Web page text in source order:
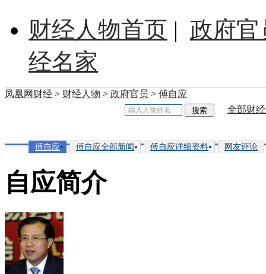
财经人物首页 | 政府官
经名家
凤凰网财经 > 财经人物 > 政府官员 > 傅自应
全部财
傅自应 傅自应全部新闻 傅自应详细资料 网友评论
自应简介